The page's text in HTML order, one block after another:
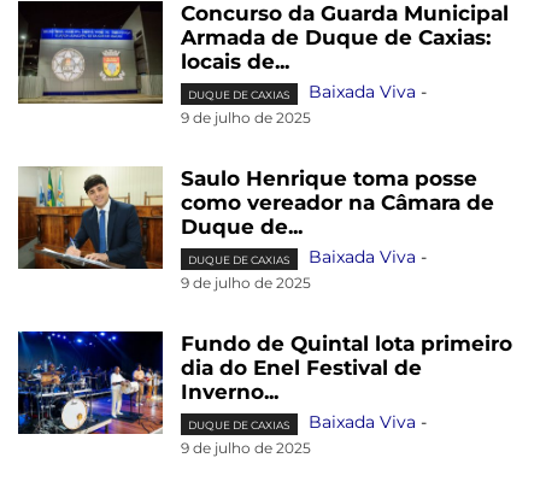
Concurso da Guarda Municipal
Armada de Duque de Caxias:
locais de...
DUQUE DE CAXIAS Baixada Viva -
9 de julho de 2025
Saulo Henrique toma posse
como vereador na Câmara de
Duque de...
DUQUE DE CAXIAS Baixada Viva -
9 de julho de 2025
Fundo de Quintal lota primeiro
dia do Enel Festival de
Inverno...
DUQUE DE CAXIAS Baixada Viva -
9 de julho de 2025